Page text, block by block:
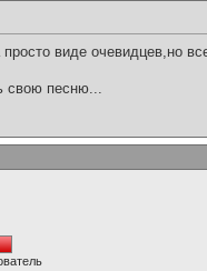
виде очевидцев,но
свою песню...